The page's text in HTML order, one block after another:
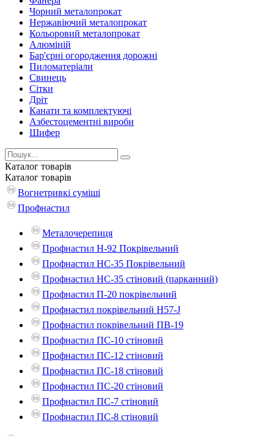
Чорний металопрокат
Нержавіючий металопрокат
Кольоровий металопрокат
Алюміній
Бар'єрні огородження дорожні
Пиломатеріали
Cвинець
Сітки
Дріт
Канати та комплектуючі
Азбестоцементні вироби
Шифер
Каталог товарів
Каталог товарів
Вогнетривкі суміші
Профнастил
Металочерепиця
Профнастил Н-92 Покрівельний
Профнастил НС-35 Покрівельний
Профнастил НС-35 стіновий (парканний)
Профнастил П-20 покрівельний
Профнастил покрівельний H57-J
Профнастил покрівельний ПВ-19
Профнастил ПС-10 стіновий
Профнастил ПС-12 стіновий
Профнастил ПС-18 стіновий
Профнастил ПС-20 стіновий
Профнастил ПС-7 стіновий
Профнастил ПС-8 стіновий